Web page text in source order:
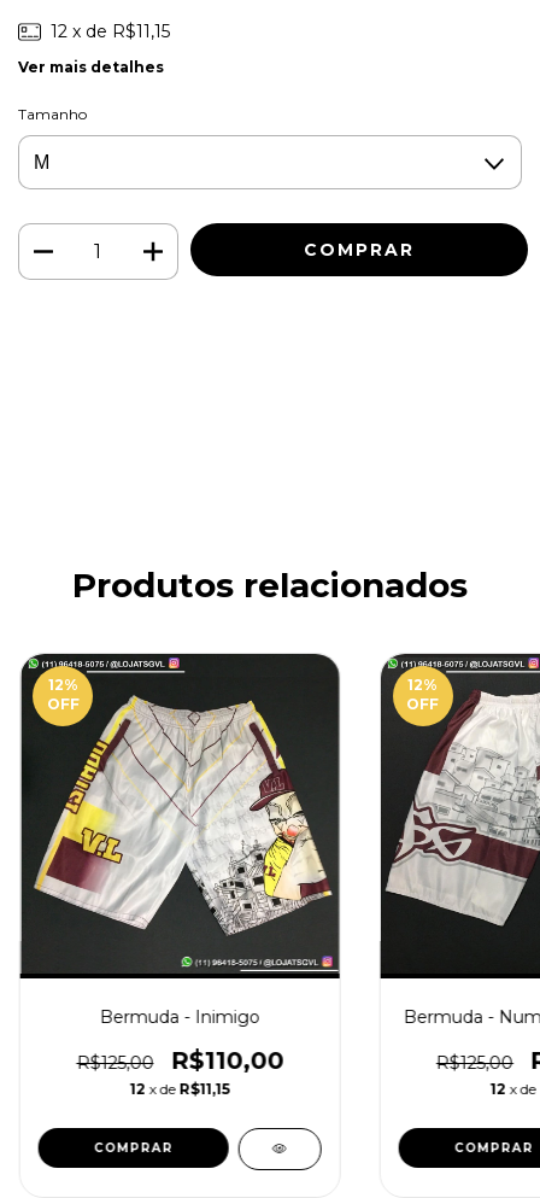
12 x de R$11,15
Ver mais detalhes
Tamanho
Produtos relacionados
12%
OFF
Bermuda - Inimigo
R$125,00 R$110,00
12 x de R$11,15
COMPRAR
12%
OFF
Bermuda -
R$125,00
12 x de
COMPRAR